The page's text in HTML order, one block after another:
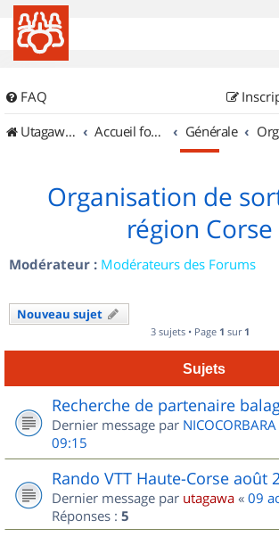
FAQ
UtagawaVTT (Randos VTT et VTTAE avec traces GPS)
Accueil forum Générale
Organisation de
région Corse
Modérateur : Modérateurs des Forums
Nouveau sujet
3 sujets • Page 1 sur 1
Sujets
Recherche de partenaire
Dernier message par NICOCORBARA
09:15
Rando VTT Haute-Corse août
Dernier message par utagawa « 09
Réponses : 5